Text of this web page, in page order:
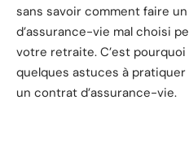
sans savoir comment faire
d’assurance-vie mal choisi
votre retraite. C’est
quelques astuces à pratiquer
un contrat d’assurance-vie.